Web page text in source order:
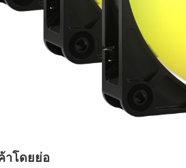
าโดยย่อ